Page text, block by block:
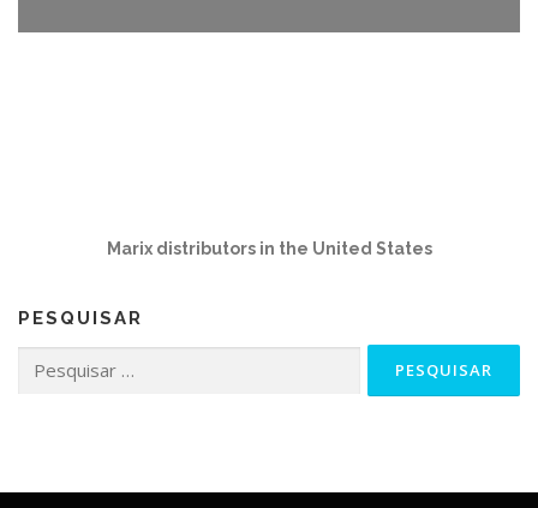
Marix distributors in the United States
PESQUISAR
por: